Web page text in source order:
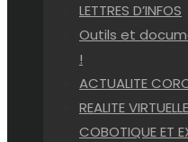
LETTRES D’INFOS
Outils et
!
ACTUALITE
REALITE
COBOTIQUE ET